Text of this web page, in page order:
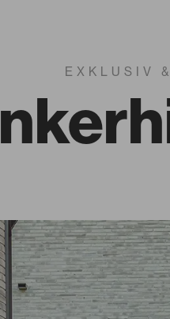
Nuancist
EXKLUSIV